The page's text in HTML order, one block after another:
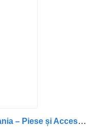
Incalzitor de Apa bilvarmer til Scania – Piese și Accesorii Auto lastbil